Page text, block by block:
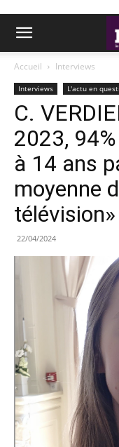
Accueil Interviews
Interviews L'actu en
C.
2023,
à 14 ans
moyenne
télévision»
22/04/2024